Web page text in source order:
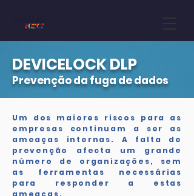
Prevenção da fuga de dados
DEVICELOCK DLP
Um dos maiores riscos para as
empresas continuam a ser as
ameaças internas. A falta de
prevenção afecta um grande
número de organizações, sem
as ferramentas necessárias
para responder a estas
ameaças.